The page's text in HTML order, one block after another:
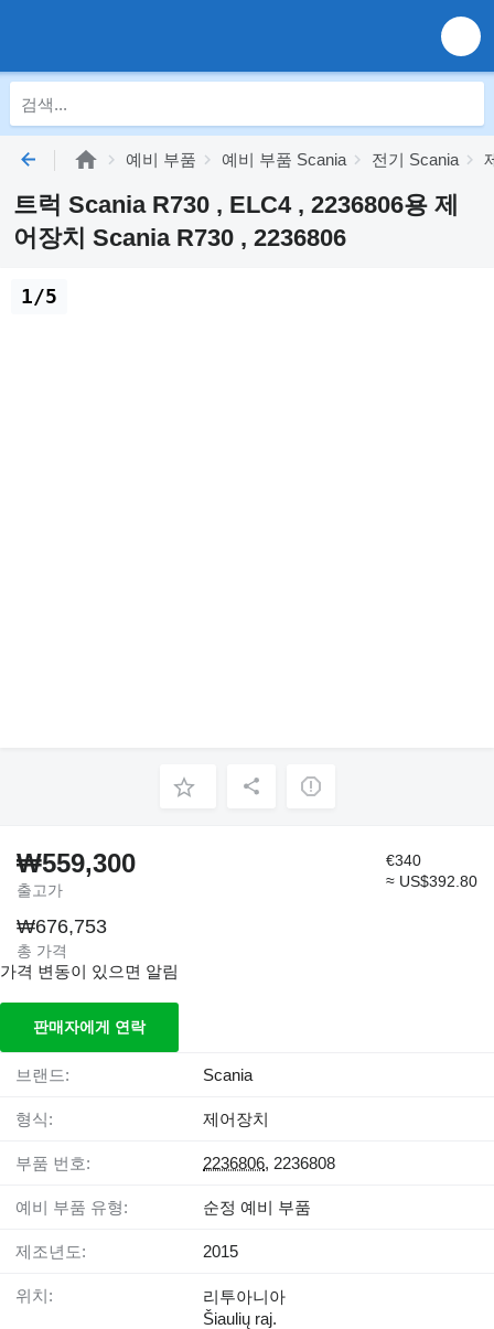
예비 부품 예비 부품 Scania 전기 Scania
트럭 Scania R730 , ELC4 , 2236806용 제
어장치 Scania R730 , 2236806
1/5
₩559,300
출고가
€340
≈ US$392.80
₩676,753
총 가격
가격 변동이 있으면 알림
판매자에게 연락
브랜드: Scania
형식: 제어장치
부품 번호: 2236806, 2236808
예비 부품 유형: 순정 예비 부품
제조년도: 2015
위치:
리투아니아
Šiaulių raj.